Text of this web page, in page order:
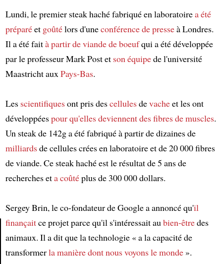
Lundi, le premier steak haché fabriqué en laboratoirea été
préparéet goûtélors d'uneconférence de presseà Londres.
Il a été faità partir de viande de boeufqui a été développée
par le professeur Mark Post et son équipede l'université
Maastricht auxPays-Bas.
Les scientifiquesont pris descellulesdevacheet les ont
développéespour qu'elles deviennent des fibres de muscles.
Un steak de 142g a été fabriqué à partir de dizaines de
milliardsde cellules crées en laboratoire et de 20 000 fibres
de viande. Ce steak haché est le résultat de 5 ans de
recherches eta coûtéplus de 300 000 dollars.
Sergey Brin, le co-fondateur de Google a annoncé qu'il
finançaitce projet parce qu'il s'intéressait aubien-êtredes
animaux. Il a dit que la technologie « a la capacité de
transformerla manière dont nous voyons le monde».